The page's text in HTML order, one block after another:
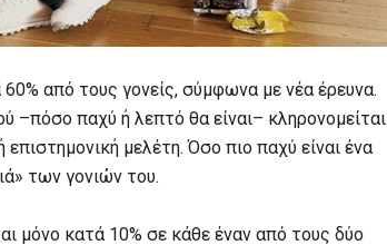
από τους γονείς, σύμφωνα με νέα έρευνα.
–πόσο παχύ ή λεπτό θα είναι– κληρονομείται
μελέτη. Όσο πιο παχύ είναι ένα
των γονιών του.
μόνο κατά 10% σε κάθε έναν από τους δύο